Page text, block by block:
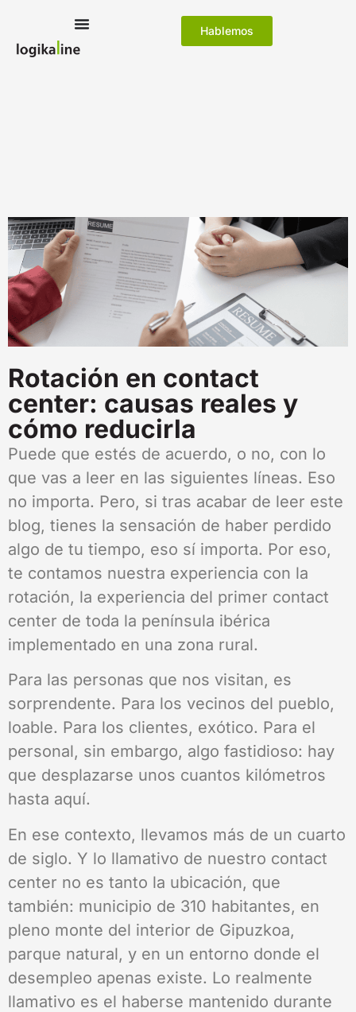
Hablemos
Rotación en contact
center: causas reales y
cómo reducirla
Puede que estés de acuerdo, o no, con lo
que vas a leer en las siguientes líneas. Eso
no importa. Pero, si tras acabar de leer este
blog, tienes la sensación de haber perdido
algo de tu tiempo, eso sí importa. Por eso,
te contamos nuestra experiencia con la
rotación, la experiencia del primer contact
center de toda la península ibérica
implementado en una zona rural.
Para las personas que nos visitan, es
sorprendente. Para los vecinos del pueblo,
loable. Para los clientes, exótico. Para el
personal, sin embargo, algo fastidioso: hay
que desplazarse unos cuantos kilómetros
hasta aquí.
En ese contexto, llevamos más de un cuarto
de siglo. Y lo llamativo de nuestro contact
center no es tanto la ubicación, que
también: municipio de 310 habitantes, en
pleno monte del interior de Gipuzkoa,
parque natural, y en un entorno donde el
desempleo apenas existe. Lo realmente
llamativo es el haberse mantenido durante